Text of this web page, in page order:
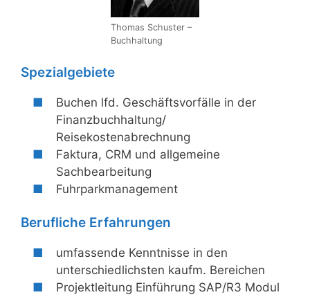
Thomas Schuster –
Buchhaltung
Spezialgebiete
Buchen lfd. Geschäftsvorfälle in der
Finanzbuchhaltung/
Reisekostenabrechnung
Faktura, CRM und allgemeine
Sachbearbeitung
Fuhrparkmanagement
Berufliche Erfahrungen
umfassende Kenntnisse in den
unterschiedlichsten kaufm. Bereichen
Projektleitung Einführung SAP/R3 Modul